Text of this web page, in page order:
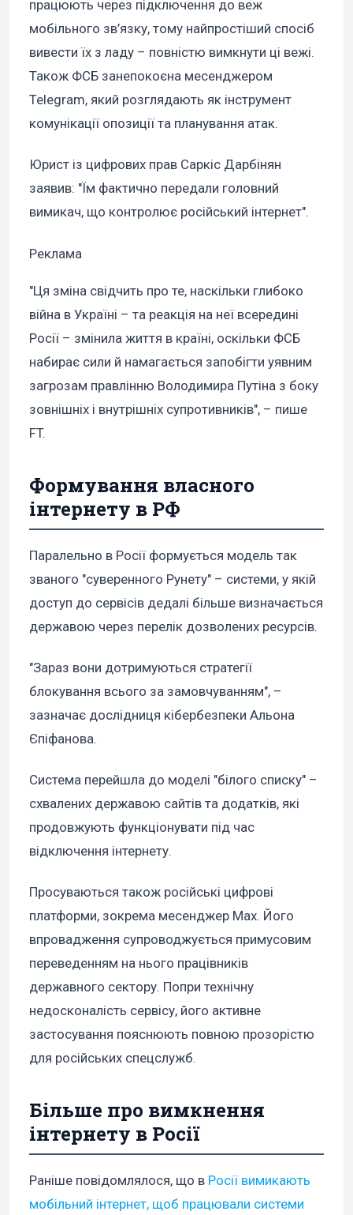
працюють через підключення до веж
мобільного зв’язку, тому найпростіший спосіб
вивести їх з ладу – повністю вимкнути ці вежі.
Також ФСБ занепокоєна месенджером
Telegram, який розглядають як інструмент
комунікації опозиції та планування атак.
Юрист із цифрових прав Саркіс Дарбінян
заявив: "Їм фактично передали головний
вимикач, що контролює російський інтернет".
Реклама
"Ця зміна свідчить про те, наскільки глибоко
війна в Україні – та реакція на неї всередині
Росії – змінила життя в країні, оскільки ФСБ
набирає сили й намагається запобігти уявним
загрозам правлінню Володимира Путіна з боку
зовнішніх і внутрішніх супротивників", – пише
FT.
Формування власного
інтернету в РФ
Паралельно в Росії формується модель так
званого "суверенного Рунету" – системи, у якій
доступ до сервісів дедалі більше визначається
державою через перелік дозволених ресурсів.
"Зараз вони дотримуються стратегії
блокування всього за замовчуванням", –
зазначає дослідниця кібербезпеки Альона
Єпіфанова.
Система перейшла до моделі "білого списку" –
схвалених державою сайтів та додатків, які
продовжують функціонувати під час
відключення інтернету.
Просуваються також російські цифрові
платформи, зокрема месенджер Max. Його
впровадження супроводжується примусовим
переведенням на нього працівників
державного сектору. Попри технічну
недосконалість сервісу, його активне
застосування пояснюють повною прозорістю
для російських спецслужб.
Більше про вимкнення
інтернету в Росії
Раніше повідомлялося, що в Росії вимикають
мобільний інтернет, щоб працювали системи